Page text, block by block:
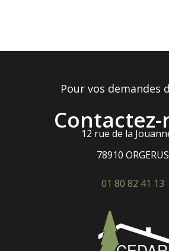
Pour vos demandes
12 rue de la
78910 ORGERUS
01 80 82 41 13